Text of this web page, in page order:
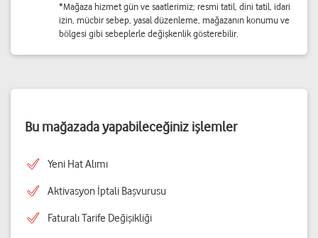
*Mağaza hizmet gün ve saatlerimiz; resmi tatil, dini tatil, idari
izin, mücbir sebep, yasal düzenleme, mağazanın konumu ve
bölgesi gibi sebeplerle değişkenlik gösterebilir.
Bu mağazada yapabileceğiniz işlemler
Yeni Hat Alımı
Aktivasyon İptali Başvurusu
Faturalı Tarife Değişikliği